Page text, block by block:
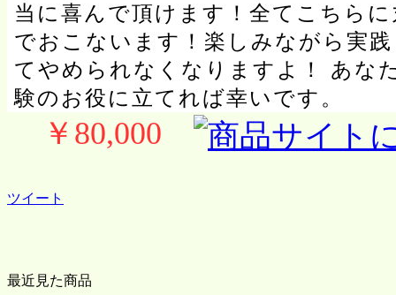
当に喜んで頂けます！全てこちら
でおこないます！楽しみながら実
てやめられなくなりますよ！ あな
験のお役に立てれば幸いです。
￥80,000
ツイート
最近見た商品